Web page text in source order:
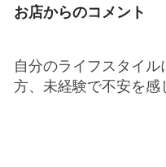
お店からのコメント
自分のライフスタイ
方、未経験で不安を